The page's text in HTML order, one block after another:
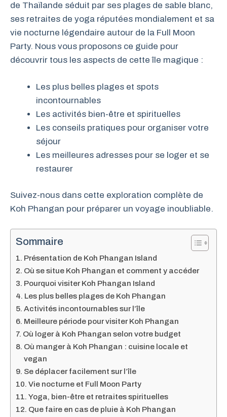
de Thaïlande séduit par ses plages de sable blanc,
ses retraites de yoga réputées mondialement et sa
vie nocturne légendaire autour de la Full Moon
Party. Nous vous proposons ce guide pour
découvrir tous les aspects de cette île magique :
Les plus belles plages et spots
incontournables
Les activités bien-être et spirituelles
Les conseils pratiques pour organiser votre
séjour
Les meilleures adresses pour se loger et se
restaurer
Suivez-nous dans cette exploration complète de
Koh Phangan pour préparer un voyage inoubliable.
Sommaire
Présentation de Koh Phangan Island
Où se situe Koh Phangan et comment y accéder
Pourquoi visiter Koh Phangan Island
Les plus belles plages de Koh Phangan
Activités incontournables sur l’île
Meilleure période pour visiter Koh Phangan
Où loger à Koh Phangan selon votre budget
Où manger à Koh Phangan : cuisine locale et
vegan
Se déplacer facilement sur l’île
Vie nocturne et Full Moon Party
Yoga, bien-être et retraites spirituelles
Que faire en cas de pluie à Koh Phangan